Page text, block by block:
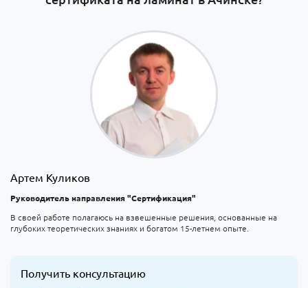
Артем Куликов
Руководитель направления "Сертификация"
В своей работе полагаюсь на взвешенные решения, основанные на
глубоких теоретических знаниях и богатом 15-летнем опыте.
Получить консультацию